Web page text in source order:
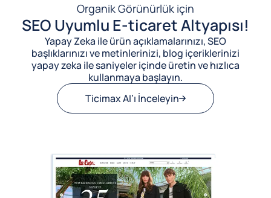
Organik Görünürlük için
SEO Uyumlu E-ticaret Altyapısı!
Yapay Zeka ile ürün açıklamalarınızı, SEO
başlıklarınızı ve metinlerinizi, blog içeriklerinizi
yapay zeka ile saniyeler içinde üretin ve hızlıca
kullanmaya başlayın.
Ticimax AI’ı İnceleyin